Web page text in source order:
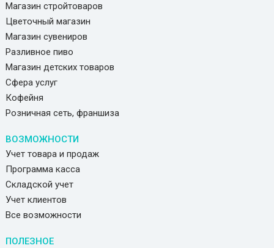
Магазин стройтоваров
Цветочный магазин
Магазин сувениров
Разливное пиво
Магазин детских товаров
Сфера услуг
Кофейня
Розничная сеть, франшиза
ВОЗМОЖНОСТИ
Учет товара и продаж
Программа касса
Складской учет
Учет клиентов
Все возможности
ПОЛЕЗНОЕ